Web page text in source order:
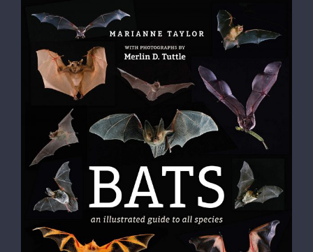
Un peu lecture …
Chiroptères